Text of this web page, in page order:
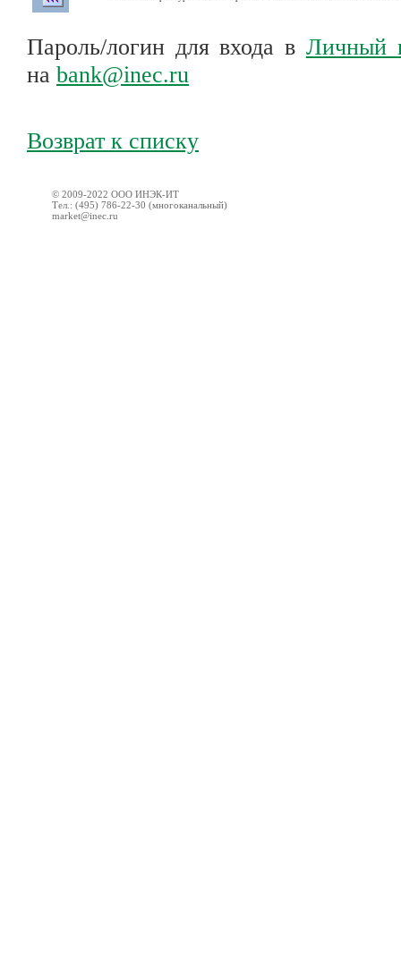
Пароль/логин для входа в Личный
на bank@inec.ru
Возврат к списку
© 2009-2022 ООО ИНЭК-ИТ
Тел.: (495) 786-22-30 (многоканальный)
market@inec.ru